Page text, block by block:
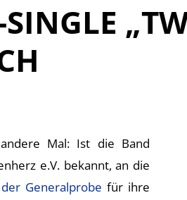
Mal: Ist die Band
e.V. bekannt, an die
Generalprobe für ihre